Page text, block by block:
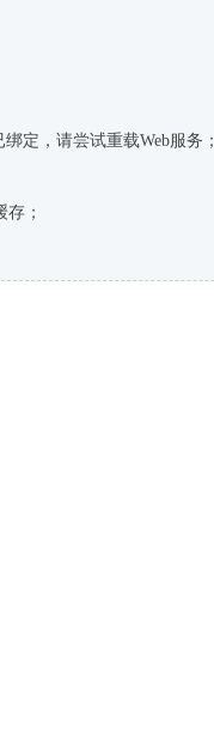
定，请尝试重载Web服务；
；